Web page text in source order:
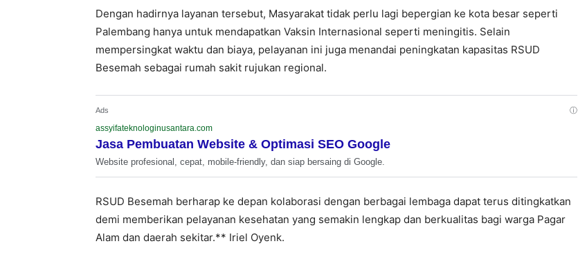
Dengan hadirnya layanan tersebut, Masyarakat tidak perlu lagi bepergian ke kota besar seperti
Palembang hanya untuk mendapatkan Vaksin Internasional seperti meningitis. Selain
mempersingkat waktu dan biaya, pelayanan ini juga menandai peningkatan kapasitas RSUD
Besemah sebagai rumah sakit rujukan regional.
Ads ⓘ
assyifateknologinusantara.com
Jasa Pembuatan Website & Optimasi SEO Google
Website profesional, cepat, mobile-friendly, dan siap bersaing di Google.
RSUD Besemah berharap ke depan kolaborasi dengan berbagai lembaga dapat terus ditingkatkan
demi memberikan pelayanan kesehatan yang semakin lengkap dan berkualitas bagi warga Pagar
Alam dan daerah sekitar.** Iriel Oyenk.